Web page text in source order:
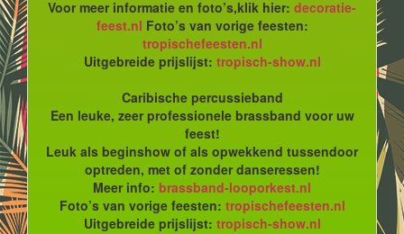
Voor meer informatie en foto’s,klik hier: decoratie-
feest.nl Foto’s van vorige feesten:
tropischefeesten.nl
Uitgebreide prijslijst: tropisch-show.nl
Caribische percussieband
Een leuke, zeer professionele brassband voor uw
feest!
Leuk als beginshow of als opwekkend tussendoor
optreden, met of zonder danseressen!
Meer info: brassband-looporkest.nl
Foto’s van vorige feesten: tropischefeesten.nl
Uitgebreide prijslijst: tropisch-show.nl